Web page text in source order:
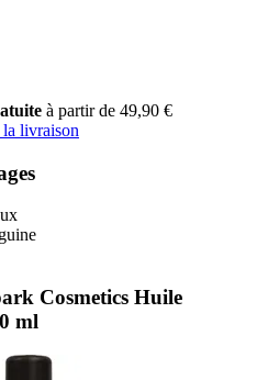
à partir de 49,90 €
livraison
Cosmetics Huile
ml